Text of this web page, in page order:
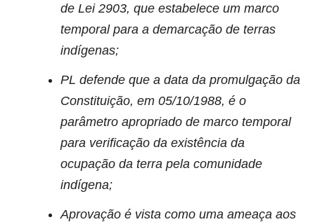
de Lei 2903, que estabelece um marco
temporal para a demarcação de terras
indígenas;
PL defende que a data da promulgação da
Constituição, em 05/10/1988, é o
parâmetro apropriado de marco temporal
para verificação da existência da
ocupação da terra pela comunidade
indígena;
Aprovação é vista como uma ameaça aos